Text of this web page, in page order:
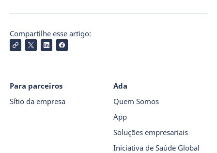
Compartilhe esse artigo:
Para parceiros
Sítio da empresa
Ada
Quem Somos
App
Soluções empresariais
Iniciativa de Saúde Global